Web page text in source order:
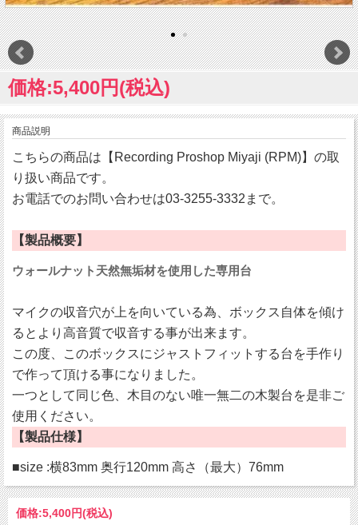
価格:5,400円(税込)
商品説明
こちらの商品は【Recording Proshop Miyaji (RPM)】の取
り扱い商品です。
お電話でのお問い合わせは03-3255-3332まで。
【製品概要】
ウォールナット天然無垢材を使用した専用台
マイクの収音穴が上を向いている為、ボックス自体を傾け
るとより高音質で収音する事が出来ます。
この度、このボックスにジャストフィットする台を手作り
で作って頂ける事になりました。
一つとして同じ色、木目のない唯一無二の木製台を是非ご
使用ください。
【製品仕様】
■size :横83mm 奥行120mm 高さ（最大）76mm
価格:5,400円(税込)